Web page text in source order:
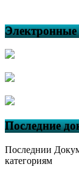
Электронные
Последние
Последнии
категориям